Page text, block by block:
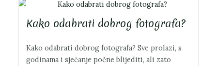
Kako odabrati dobrog fotografa?
Kako odabrati dobrog fotografa? Sve prolazi, s
godinama i sjećanje počne blijediti, ali zato